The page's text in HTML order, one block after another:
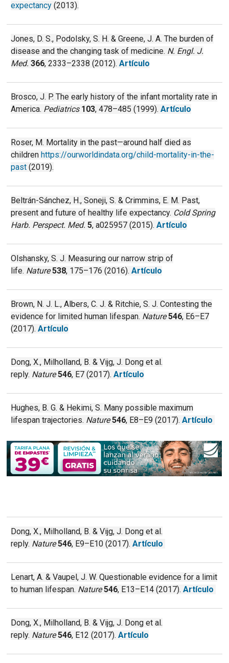
expectancy (2013).
Jones, D. S., Podolsky, S. H. & Greene, J. A. The burden of
disease and the changing task of medicine. N. Engl. J.
Med. 366, 2333–2338 (2012).Artículo
Brosco, J. P. The early history of the infant mortality rate in
America. Pediatrics 103, 478–485 (1999).Artículo
Roser, M. Mortality in the past—around half died as
childrenhttps://ourworldindata.org/child-mortality-in-the-
past (2019).
Beltrán-Sánchez, H., Soneji, S. & Crimmins, E. M. Past,
present and future of healthy life expectancy. Cold Spring
Harb. Perspect. Med. 5, a025957 (2015).Artículo
Olshansky, S. J. Measuring our narrow strip of
life. Nature 538, 175–176 (2016).Artículo
Brown, N. J. L., Albers, C. J. & Ritchie, S. J. Contesting the
evidence for limited human lifespan. Nature 546, E6–E7
(2017).Artículo
Dong, X., Milholland, B. & Vijg, J. Dong et al.
reply. Nature 546, E7 (2017).Artículo
Hughes, B. G. & Hekimi, S. Many possible maximum
lifespan trajectories. Nature 546, E8–E9 (2017).Artículo
Dong, X., Milholland, B. & Vijg, J. Dong et al.
reply. Nature 546, E9–E10 (2017).Artículo
Lenart, A. & Vaupel, J. W. Questionable evidence for a limit
to human lifespan. Nature 546, E13–E14 (2017).Artículo
Dong, X., Milholland, B. & Vijg, J. Dong et al.
reply. Nature 546, E12 (2017).Artículo